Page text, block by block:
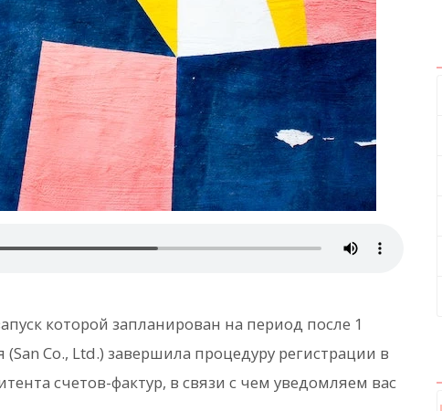
которой запланирован на период после 1
Co., Ltd.) завершила процедуру регистрации в
счетов-фактур, в связи с чем уведомляем вас